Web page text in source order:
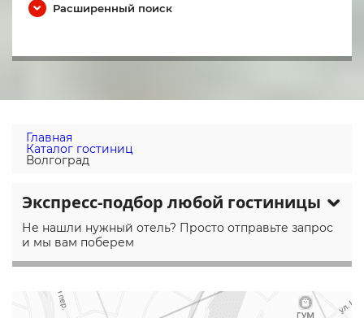
Расширенный поиск
Главная
Каталог гостиниц
Волгоград
Экспресс-подбор любой гостиницы
Не нашли нужный отель? Просто отправьте запрос
и мы вам поберем